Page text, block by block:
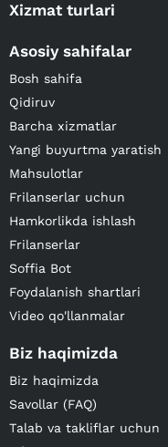
Xizmat turlari
Asosiy sahifalar
Bosh sahifa
Qidiruv
Barcha xizmatlar
Yangi buyurtma yaratish
Mahsulotlar
Frilanserlar uchun
Hamkorlikda ishlash
Frilanserlar
Soffia Bot
Foydalanish shartlari
Video qo'llanmalar
Biz haqimizda
Biz haqimizda
Savollar (FAQ)
Talab va takliflar uchun